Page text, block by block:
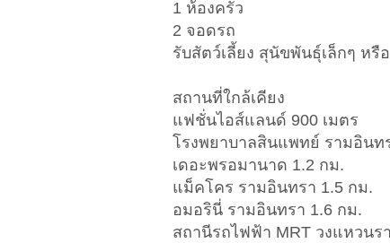
1 ห้องครัว
2 จอดรถ
รับสัตว์เลี้ยง สุนัขพันธุ์เล็กๆ ห
สถานที่ใกล้เคียง
แฟชั่นไอส์แลนด์ 900 เมตร
โรงพยาบาลสินแพทย์ รามอินท
เดอะพรอมานาด 1.2 กม.
แม็คโคร รามอินทรา 1.5 กม.
อมอรินี่ รามอินทรา 1.6 กม.
สถานีรถไฟฟ้า MRT วงแหวนร